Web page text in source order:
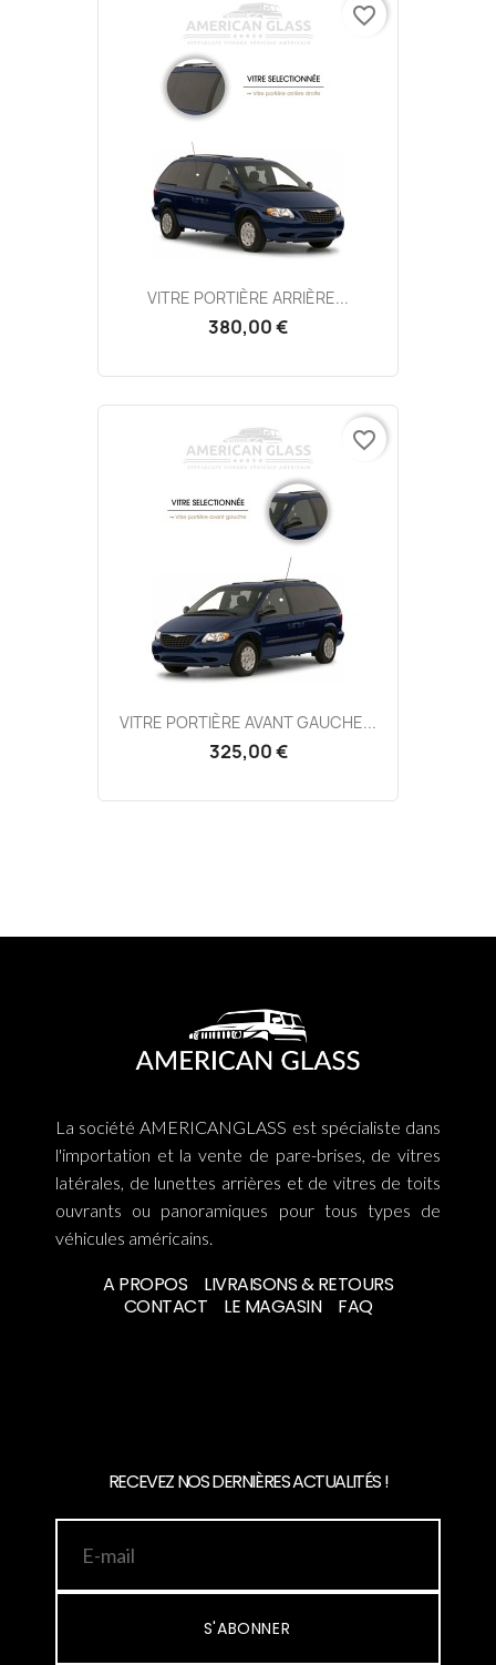
VITRE PORTIÈRE ARRIÈRE...
380,00 €
favorite_border
VITRE PORTIÈRE AVANT GAUCHE...
325,00 €
favorite_border
La société AMERICANGLASS est spécialiste dans
l'importation et la vente de pare-brises, de vitres
latérales, de lunettes arrières et de vitres de toits
ouvrants ou panoramiques pour tous types de
véhicules américains.
A PROPOS
LIVRAISONS & RETOURS
CONTACT
LE MAGASIN FAQ
RECEVEZ NOS DERNIÈRES ACTUALITÉS !
S'ABONNER